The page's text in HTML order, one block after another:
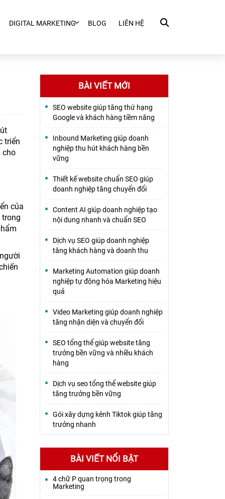
DIGITAL MARKETING BLOG LIÊN HỆ
triển
cho
của
BÀI VIẾT MỚI
SEO website giúp tăng thứ hạng
Google và khách hàng tiềm năng
Inbound Marketing giúp doanh
nghiệp thu hút khách hàng bền
vững
Thiết kế website chuẩn SEO giúp
doanh nghiệp tăng chuyển đổi
Content AI giúp doanh nghiệp tạo
nội dung nhanh và chuẩn SEO
Dịch vụ SEO giúp doanh nghiệp
tăng khách hàng và doanh thu
Marketing Automation giúp doanh
nghiệp tự động hóa Marketing hiệu
quả
Video Marketing giúp doanh nghiệp
tăng nhận diện và chuyển đổi
SEO tổng thể giúp website tăng
trưởng bền vững và nhiều khách
hàng
Dịch vụ seo tổng thể website giúp
tăng trưởng bền vững
Gói xây dựng kênh Tiktok giúp tăng
trưởng nhanh
BÀI VIẾT NỔI BẬT
4 chữ P quan trọng trong
Marketing